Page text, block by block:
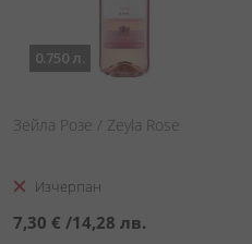
0.750 л.
Зейла Розе / Zeyla Rose
Изчерпан
7,30 € /14,28 лв.